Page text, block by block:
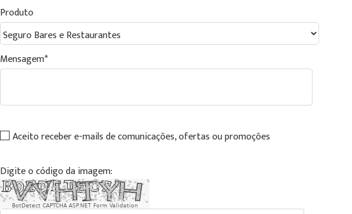
Produto
Mensagem
Aceito receber e-mails de comunicações, ofertas ou promoções
Digite o código da imagem:
BotDetect CAPTCHA ASP.NET Form Validation